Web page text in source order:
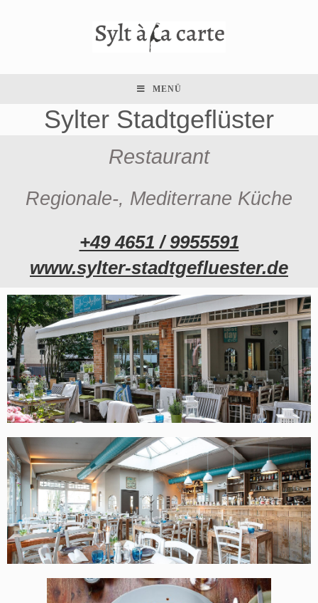
MENÜ
Sylter Stadtgeflüster
Restaurant
Regionale-, Mediterrane Küche
+49 4651 / 9955591
www.sylter-stadtgefluester.de